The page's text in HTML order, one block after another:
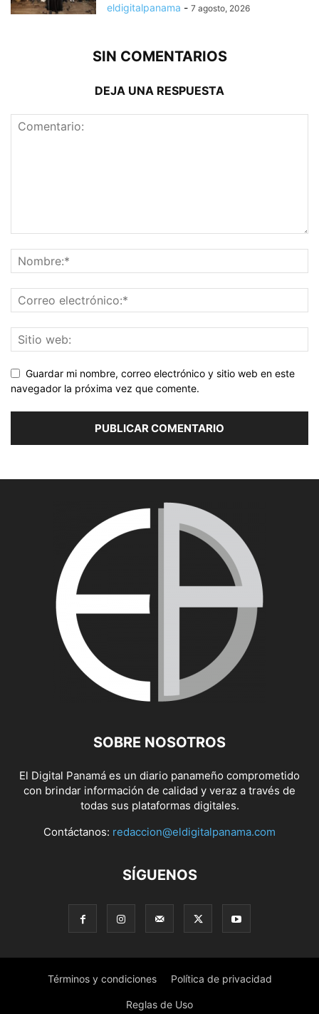
eldigitalpanama - 7 agosto, 2026
SIN COMENTARIOS
DEJA UNA RESPUESTA
Guardar mi nombre, correo electrónico y sitio web en este
navegador la próxima vez que comente.
SOBRE NOSOTROS
El Digital Panamá es un diario panameño comprometido
con brindar información de calidad y veraz a través de
todas sus plataformas digitales.
Contáctanos: redaccion@eldigitalpanama.com
SÍGUENOS
Términos y condiciones Política de privacidad
Reglas de Uso